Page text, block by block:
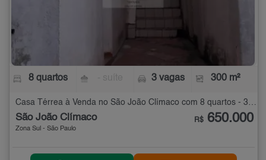
8 quartos 3 vagas 300 m²
Casa Térrea à Venda no São João Clímaco com 8 quartos - 300 m²
São João Clímaco
Zona Sul - São Paulo
R$ 650.000